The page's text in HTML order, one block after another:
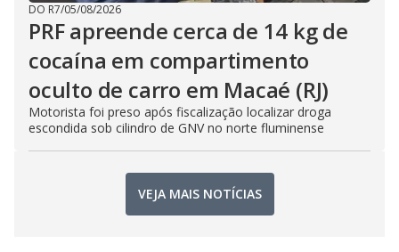
DO R7/05/08/2026
PRF apreende cerca de 14 kg de
cocaína em compartimento
oculto de carro em Macaé (RJ)
Motorista foi preso após fiscalização localizar droga
escondida sob cilindro de GNV no norte fluminense
VEJA MAIS NOTÍCIAS